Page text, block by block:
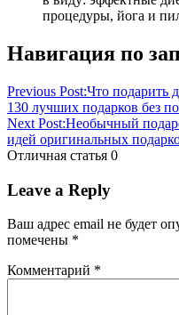
процедуры, йога и
женщинеподарок
Навигация по
Previous Post:Что подарить
130 лучших подарков без
Next Post:Необычный
идей оригинальных
Отличная статья 0
Leave a Reply
Ваш адрес email не будет
помечены *
Комментарий *